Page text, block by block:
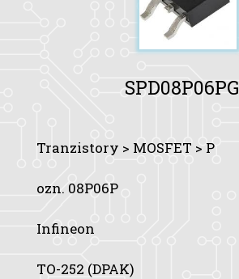
SPD08P06PG
Tranzistory > MOSFET > P
ozn. 08P06P
Infineon
TO-252 (DPAK)